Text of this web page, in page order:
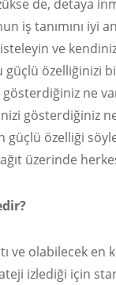
de, detaya
iş tanımını iyi
ve
özelliğinizi
gösterdiğiniz
gösterdiğiniz
güçlü özelliği
üzerinde
ve olabilecek en
izlediği için